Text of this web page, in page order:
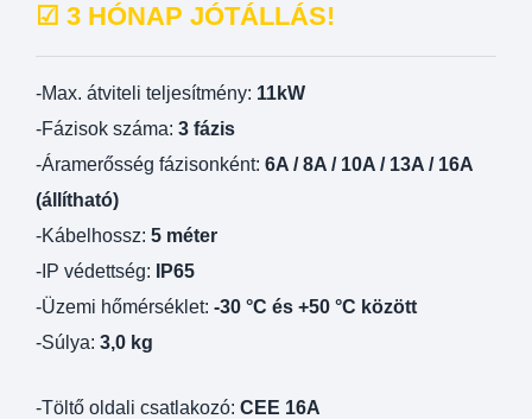
☑ 3 HÓNAP JÓTÁLLÁS!
-Max. átviteli teljesítmény: 11kW
-Fázisok száma: 3 fázis
-Áramerősség fázisonként: 6A / 8A / 10A / 13A / 16A
(állítható)
-Kábelhossz: 5 méter
-IP védettség:
IP65
-Üzemi hőmérséklet: -30 °C és +50 °C között
-Súlya: 3,0 kg
-Töltő oldali csatlakozó: CEE 16A